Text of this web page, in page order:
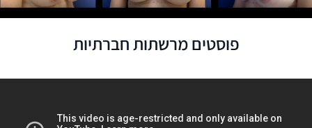
פוסטים מרשתות חברתיות